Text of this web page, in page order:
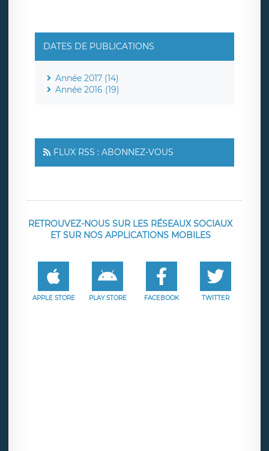
DATES DE PUBLICATIONS
Année 2017 (14)
Année 2016 (19)
FLUX RSS : ABONNEZ-VOUS
RETROUVEZ-NOUS SUR LES RÉSEAUX SOCIAUX
ET SUR NOS APPLICATIONS MOBILES
APPLE STORE PLAY STORE FACEBOOK TWITTER